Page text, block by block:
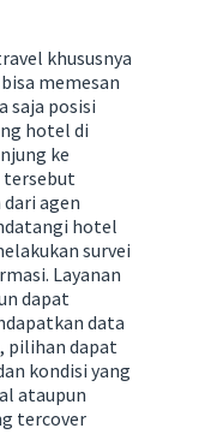
khususnya
memesan
saja posisi
hotel di
ke
tersebut
agen
hotel
survei
Layanan
dapat
data
pilihan dapat
kondisi yang
ataupun
tercover